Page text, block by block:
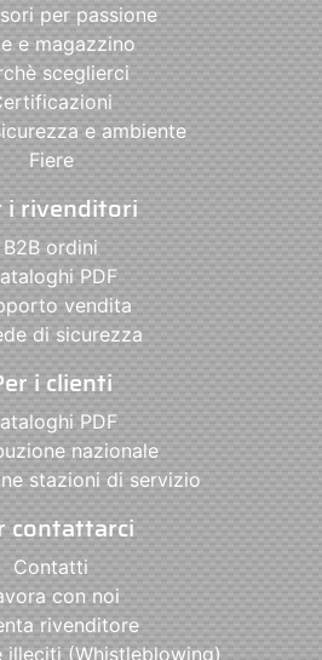
per passione
e magazzino
sceglierci
e ambiente
Fiere
i rivenditori
B2B ordini
PDF
vendita
di sicurezza
i clienti
PDF
nazionale
stazioni di servizio
contattarci
Contatti
con noi
rivenditore
illeciti (Whistleblowing)